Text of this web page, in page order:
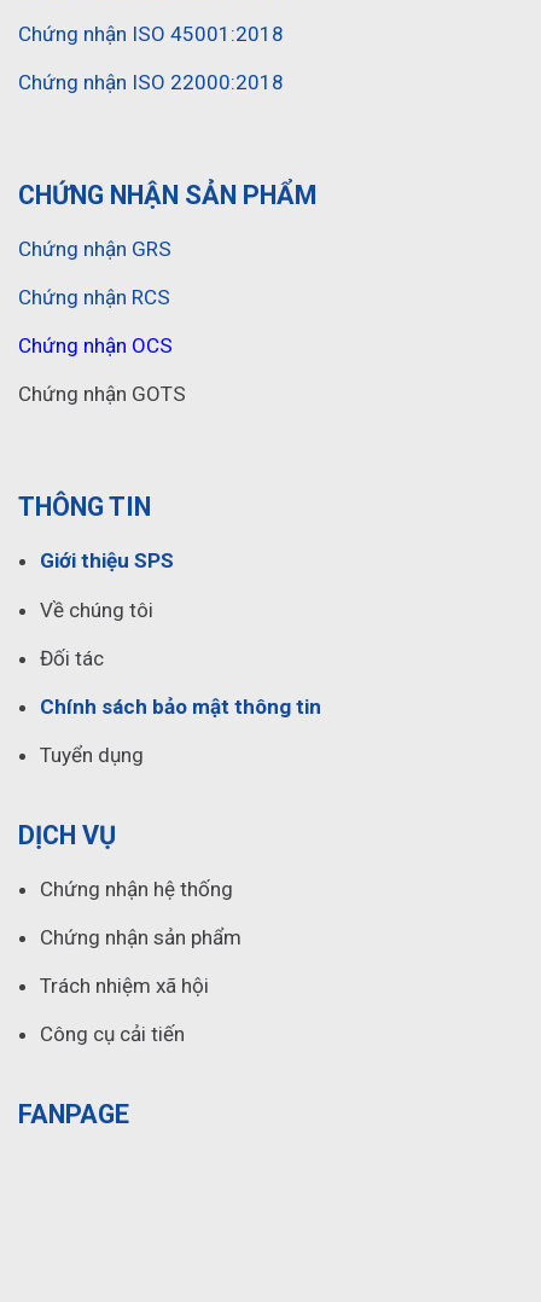
Chứng nhận ISO 45001:2018
Chứng nhận ISO 22000:2018
CHỨNG NHẬN SẢN PHẨM
Chứng nhận GRS
Chứng nhận RCS
Chứng nhận OCS
Chứng nhận GOTS
THÔNG TIN
Giới thiệu SPS
Về chúng tôi
Đối tác
Chính sách bảo mật thông tin
Tuyển dụng
DỊCH VỤ
Chứng nhận hệ thống
Chứng nhận sản phẩm
Trách nhiệm xã hội
Công cụ cải tiến
FANPAGE